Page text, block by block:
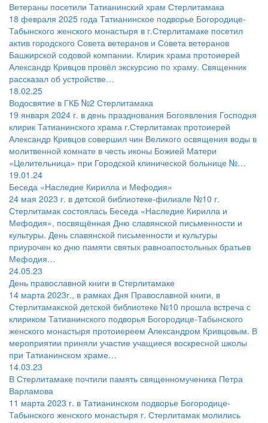
Ветераны посетили Татианинский храм Стерлитамака
18 февраля 2025 года Татианинское подворье Богородице-
Табынского женского монастыря в г.Стерлитамаке посетил
актив городского Совета ветеранов и Совета ветеранов
Башкирской содовой компании. Клирик храма протоиерей
Александр Кривцов провёл экскурсию по храму. Священник
рассказал об устройстве…
18.02.25
Водосвятие в ГКБ №2 Стерлитамака
19 января 2024 г. в день празднования Богоявления Господня
клирик Татианинского храма г.Стерлитамак протоиерей
Александр Кривцов совершил чин Великого освящения воды в
молитвенной комнате в честь иконы Божией Матери
«Целительница» при Городской клинической больнице №…
19.01.24
Беседа «Наследие Кирилла и Мефодия»
24 мая 2023 г. в детской библиотеке-филиале №10 г.
Стерлитамак состоялась Беседа «Наследие Кирилла и
Мефодия», посвящённая Дню славянской письменности и
культуры. День славянской письменности и культуры
приурочен ко дню памяти святых равноапостольных братьев
Мефодия…
24.05.23
День православной книги в Стерлитамаке
14 марта 2023г., в рамках Дня Православной книги, в
Стерлитамакской детской библиотеке №10 прошла встреча с
клириком Татианинского подворья Богородице-Табынского
женского монастыря протоиереем Александром Кривцовым. В
мероприятии приняли участие учащиеся воскресной школы
при Татианинском храме…
14.03.23
В Стерлитамаке почтили память священномученика Петра
Варламова
11 марта 2023 г. в Татианинском подворье Богородице-
Табынского женского монастыря г. Стерлитамак молились